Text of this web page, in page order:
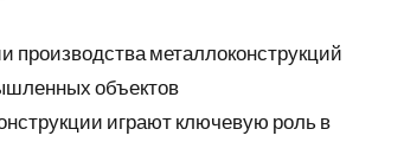
производства металлоконструкций
объектов
играют ключевую роль в